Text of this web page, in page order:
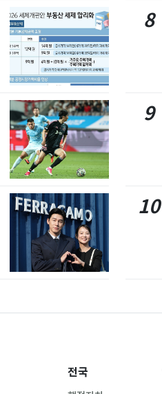
8
9
10
전국